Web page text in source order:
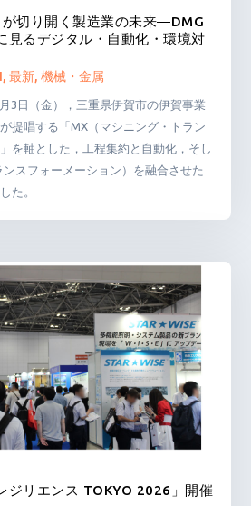
切り開く製造業の未来―DMG
見るデジタル・自動化・環境対
,最新,機械・金属
3日（金），三重県伊賀市の伊賀事業
提唱する「MX（マシニング・トラン
を軸とした，工程集約と自動化，そし
スフォーメーション）を融合させた
た。
ジリエンス TOKYO 2026」開催